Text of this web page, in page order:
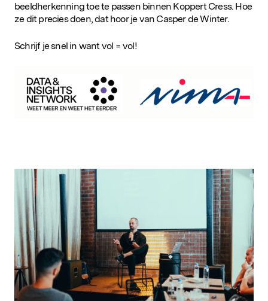
Populaire zoekopdrachten
beeldherkenning toe te passen binnen Koppert Cress. Hoe
ze dit precies doen, dat hoor je van Casper de Winter.
Schrijf je snel in want vol = vol!